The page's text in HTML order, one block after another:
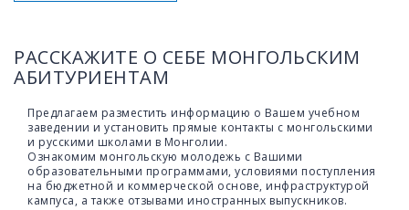
РАССКАЖИТЕ О СЕБЕ МОНГОЛЬСКИМ
АБИТУРИЕНТАМ
Предлагаем разместить информацию о Вашем учебном
заведении и установить прямые контакты с монгольскими
и русскими школами в Монголии.
Ознакомим монгольскую молодежь с Вашими
образовательными программами, условиями поступления
на бюджетной и коммерческой основе, инфраструктурой
кампуса, а также отзывами иностранных выпускников.